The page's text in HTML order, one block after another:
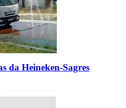
da Heineken-Sagres